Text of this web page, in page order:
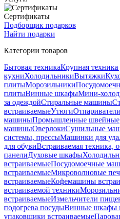
Сертификаты
Подборщик подарков
Найти подарки
Категории товаров
Бытовая техникаКрупная техника
кухниХолодильникиВытяжки
плитыМорозильники
плитыВинные шкафыМини-
за одеждойСтиральные машины
встраиваемыеУтюгиОтпариватели
машиныПромышленные швейные
машиныОверлокиСушильные
системы, прессыМашинки для
для обувиВстраиваемая техника,
панелиДуховые шкафы
встраиваемыеПосудомоечные
встраиваемыеМикроволновые
встраиваемыеКофемашины
встраиваемой техники
встраиваемыеИзмельчители
подогрева посудыВинные шкафы
упаковщики встраиваемые